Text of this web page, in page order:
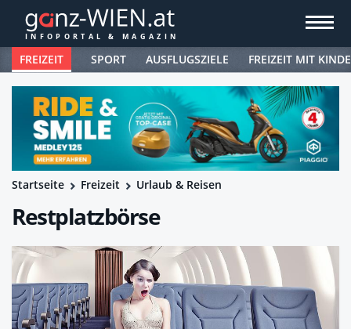
FREIZEIT SPORT AUSFLUGSZIELE FREIZEIT MIT
Startseite Freizeit Urlaub & Reisen
Restplatzbörse